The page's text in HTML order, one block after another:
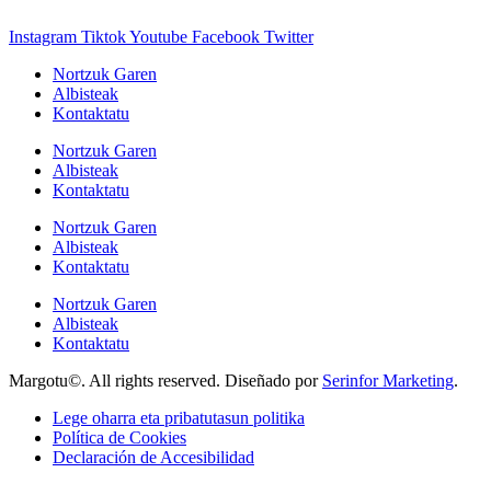
Instagram TiktokYoutube Facebook Twitter
Nortzuk Garen
Albisteak
Kontaktatu
Nortzuk Garen
Albisteak
Kontaktatu
Nortzuk Garen
Albisteak
Kontaktatu
Nortzuk Garen
Albisteak
Kontaktatu
Margotu©. All rights reserved. Diseñado por Serinfor Marketing.
Lege oharra eta pribatutasun politika
Política de Cookies
Declaración de Accesibilidad